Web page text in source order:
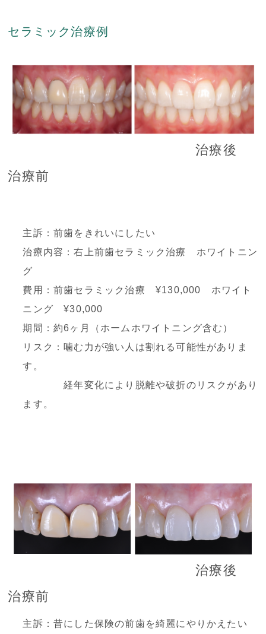
セラミック治療例
治療前
治療後
主訴：前歯をきれいにしたい
治療内容：右上前歯セラミック治療 ホワイトニン
グ
費用：前歯セラミック治療 ¥130,000 ホワイト
ニング ¥30,000
期間：約6ヶ月（ホームホワイトニング含む）
リスク：噛む力が強い人は割れる可能性がありま
す。
経年変化により脱離や破折のリスクがあり
ます。
治療前
治療後
主訴：昔にした保険の前歯を綺麗にやりかえたい